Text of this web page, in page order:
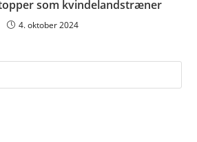
som kvindelandstræner
4. oktober 2024